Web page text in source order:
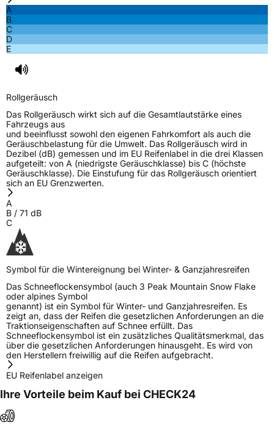
A
B
C
D
E
Rollgeräusch
Das Rollgeräusch wirkt sich auf die Gesamtlautstärke eines
Fahrzeugs aus
und beeinflusst sowohl den eigenen Fahrkomfort als auch die
Geräuschbelastung für die Umwelt. Das Rollgeräusch wird in
Dezibel (dB) gemessen und im EU Reifenlabel in die drei Klassen
aufgeteilt: von A (niedrigste Geräuschklasse) bis C (höchste
Geräuschklasse). Die Einstufung für das Rollgeräusch orientiert
sich an EU Grenzwerten.
A
B / 71 dB
C
Symbol für die Wintereignung bei Winter- & Ganzjahresreifen
Das Schneeflockensymbol (auch 3 Peak Mountain Snow Flake
oder alpines Symbol
genannt) ist ein Symbol für Winter- und Ganzjahresreifen. Es
zeigt an, dass der Reifen die gesetzlichen Anforderungen an die
Traktionseigenschaften auf Schnee erfüllt. Das
Schneeflockensymbol ist ein zusätzliches Qualitätsmerkmal, das
über die gesetzlichen Anforderungen hinausgeht. Es wird von
den Herstellern freiwillig auf die Reifen aufgebracht.
EU Reifenlabel anzeigen
Ihre Vorteile beim Kauf bei CHECK24